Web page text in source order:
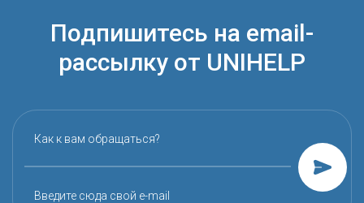
Подпишитесь на email-
рассылку от UNIHELP
Как к вам обращаться?
Введите сюда свой e-mail